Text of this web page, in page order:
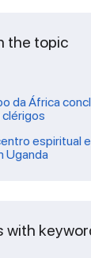
the topic
da África
espiritual
Uganda
with